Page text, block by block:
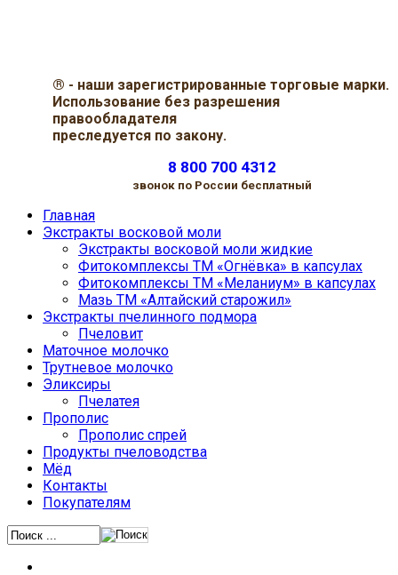
® - наши зарегистрированные торговые марки.
Использование без разрешения
правообладателя
преследуется по закону.
8 800 700 4312
звонок по России бесплатный
Главная
Экстракты восковой моли
Экстракты восковой моли жидкие
Фитокомплексы ТМ «Огнёвка» в капсулах
Фитокомплексы ТМ «Меланиум» в капсулах
Мазь ТМ «Алтайский старожил»
Экстракты пчелинного подмора
Пчеловит
Маточное молочко
Трутневое молочко
Эликсиры
Пчелатея
Прополис
Прополис спрей
Продукты пчеловодства
Мёд
Контакты
Покупателям